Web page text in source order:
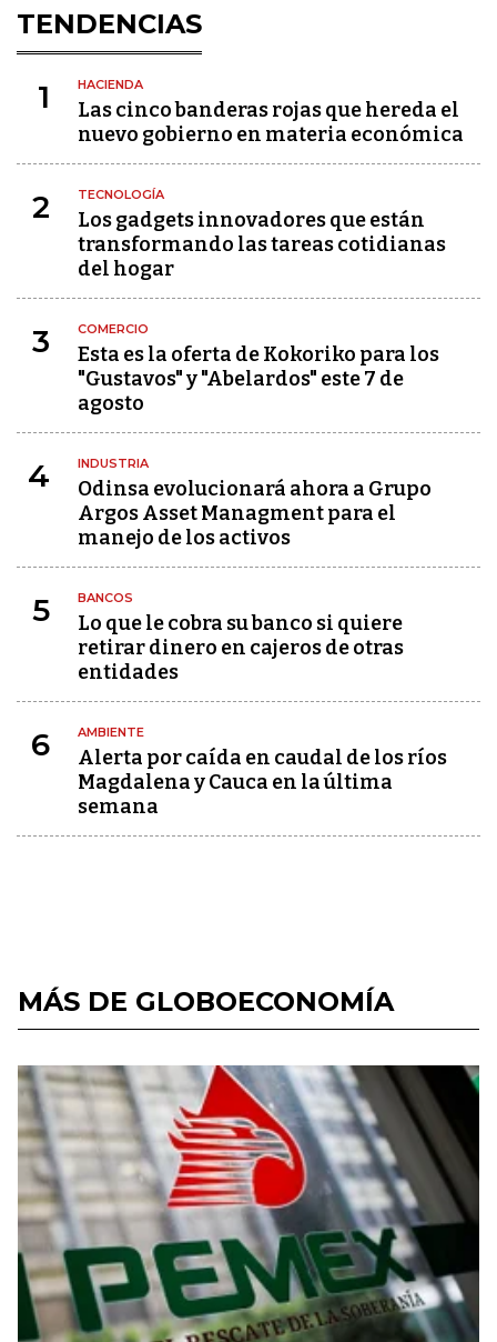
TENDENCIAS
1 HACIENDA
Las cinco banderas rojas que hereda el
nuevo gobierno en materia económica
2 TECNOLOGÍA
Los gadgets innovadores que están
transformando las tareas cotidianas
del hogar
3 COMERCIO
Esta es la oferta de Kokoriko para los
"Gustavos" y "Abelardos" este 7 de
agosto
4 INDUSTRIA
Odinsa evolucionará ahora a Grupo
Argos Asset Managment para el
manejo de los activos
5 BANCOS
Lo que le cobra su banco si quiere
retirar dinero en cajeros de otras
entidades
6 AMBIENTE
Alerta por caída en caudal de los ríos
Magdalena y Cauca en la última
semana
MÁS DE GLOBOECONOMÍA